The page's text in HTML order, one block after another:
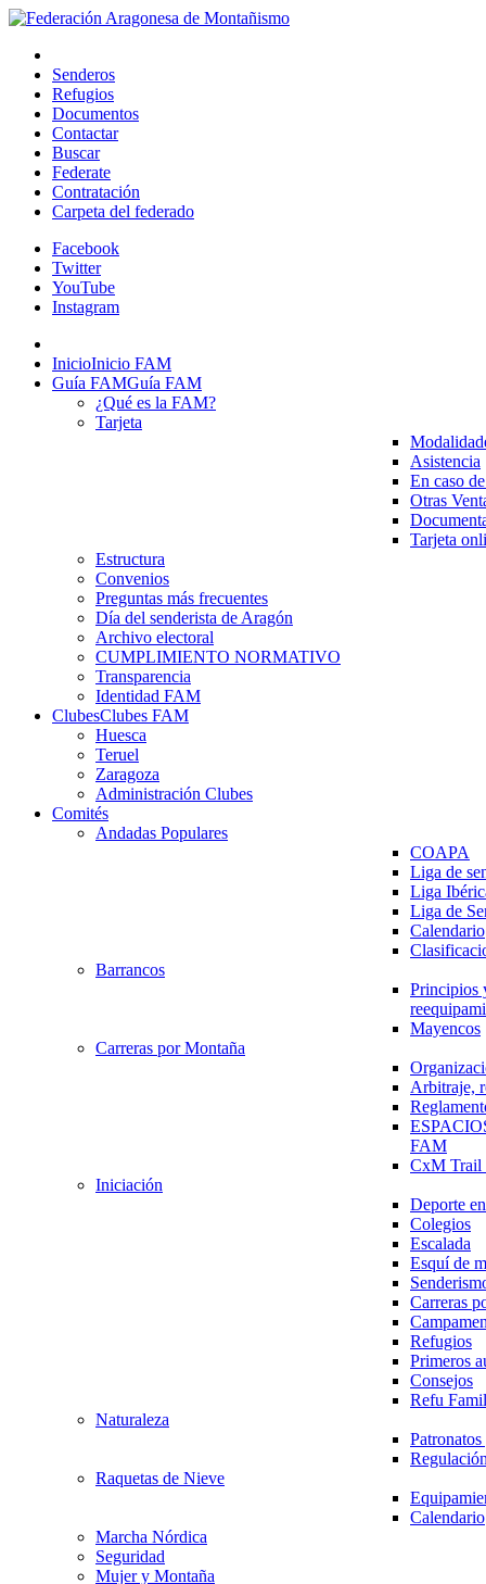
Senderos
Refugios
Documentos
Contactar
Buscar
Federate
Contratación
Carpeta del federado
Facebook
Twitter
YouTube
Instagram
InicioInicio FAM
Guía FAMGuía FAM
¿Qué es la FAM?
Tarjeta
Asistencia
En caso
Otras
Tarjeta
Estructura
Convenios
Preguntas más frecuentes
Día del senderista de Aragón
Archivo electoral
CUMPLIMIENTO NORMATIVO
Transparencia
Identidad FAM
ClubesClubes FAM
Huesca
Teruel
Zaragoza
Administración Clubes
Comités
Andadas Populares
COAPA
Liga de
Liga
Liga de
Calendario
Barrancos
Principios
Mayencos
Carreras por Montaña
Arbitraje,
FAM
CxM
Iniciación
Deporte
Colegios
Escalada
Esquí de
Carreras
Refugios
Primeros
Consejos
Refu
Naturaleza
Raquetas de Nieve
Calendario
Marcha Nórdica
Seguridad
Mujer y Montaña